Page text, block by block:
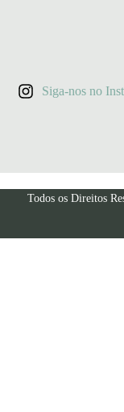
Siga-nos no
Todos os Direitos